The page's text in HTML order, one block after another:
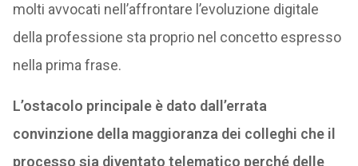
molti avvocati nell’affrontare l’evoluzione digitale
della professione sta proprio nel concetto espresso
nella prima frase.
L’ostacolo principale è dato dall’errata
convinzione della maggioranza dei colleghi che il
processo sia diventato telematico perché delle